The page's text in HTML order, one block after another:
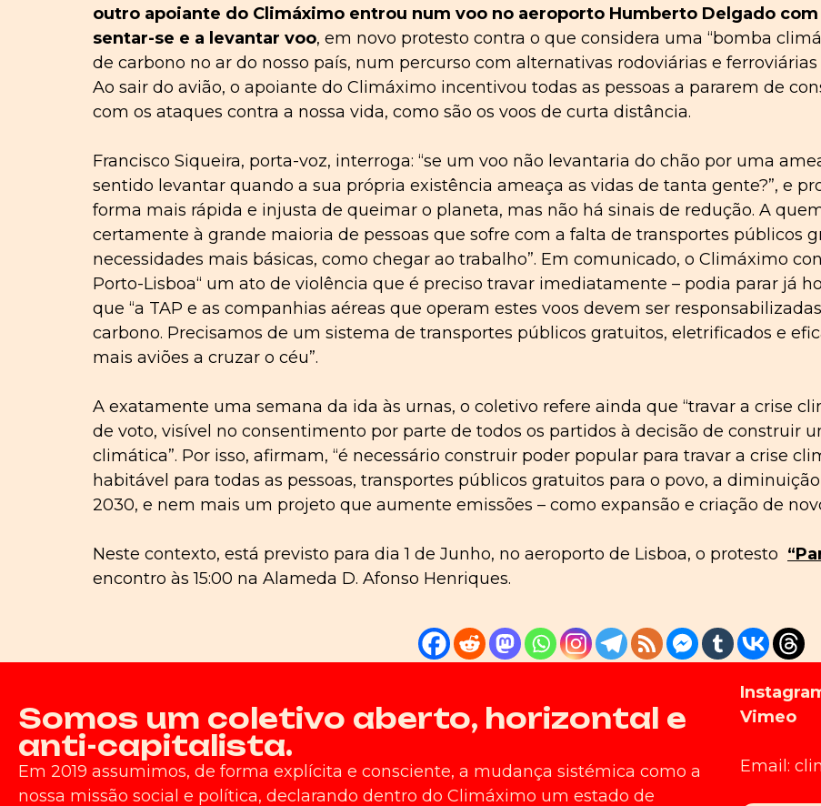
outro apoiante do Climáximo entrou num voo no aeroporto Humberto Delgado
sentar-se e a levantar voo, em novo protesto contra o que considera uma “bomba
de carbono no ar do nosso país, num percurso com alternativas rodoviárias e
Ao sair do avião, o apoiante do Climáximo incentivou todas as pessoas a pararem de
com os ataques contra a nossa vida, como são os voos de curta distância.
Francisco Siqueira, porta-voz, interroga: “se um voo não levantaria do chão por uma
sentido levantar quando a sua própria existência ameaça as vidas de tanta gente?”, e
forma mais rápida e injusta de queimar o planeta, mas não há sinais de redução. A
certamente à grande maioria de pessoas que sofre com a falta de transportes públicos
necessidades mais básicas, como chegar ao trabalho”. Em comunicado, o Climáximo
Porto-Lisboa“ um ato de violência que é preciso travar imediatamente – podia parar já
que “a TAP e as companhias aéreas que operam estes voos devem ser
carbono. Precisamos de um sistema de transportes públicos gratuitos, eletrificados e
mais aviões a cruzar o céu”.
A exatamente uma semana da ida às urnas, o coletivo refere ainda que “travar a crise
de voto, visível no consentimento por parte de todos os partidos à decisão de construir
climática”. Por isso, afirmam, “é necessário construir poder popular para travar a crise
habitável para todas as pessoas, transportes públicos gratuitos para o povo, a
2030, e nem mais um projeto que aumente emissões – como expansão e criação de
Neste contexto, está previsto para dia 1 de Junho, no aeroporto de Lisboa, o protesto
encontro às 15:00 na Alameda D. Afonso Henriques.
Somos um coletivo aberto, horizontal e
anti-capitalista.
Em 2019 assumimos, de forma explícita e consciente, a mudança sistémica como a
nossa missão social e política, declarando dentro do Climáximo um estado de
Vimeo
Email: